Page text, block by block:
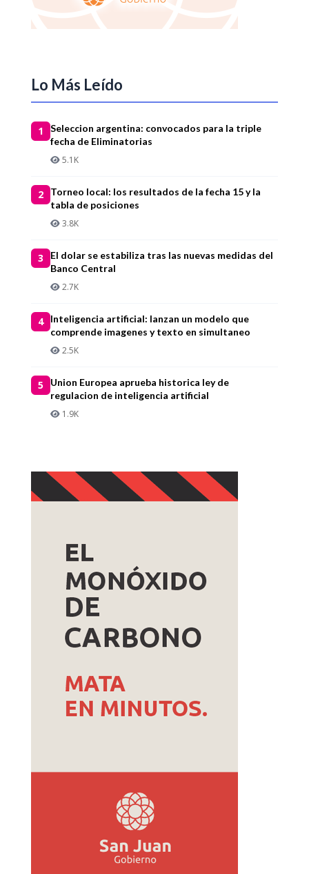
Lo Más Leído
1
Seleccion argentina: convocados para la triple
fecha de Eliminatorias
5.1K
2
Torneo local: los resultados de la fecha 15 y la
tabla de posiciones
3.8K
3
El dolar se estabiliza tras las nuevas medidas del
Banco Central
2.7K
4
Inteligencia artificial: lanzan un modelo que
comprende imagenes y texto en simultaneo
2.5K
5
Union Europea aprueba historica ley de
regulacion de inteligencia artificial
1.9K